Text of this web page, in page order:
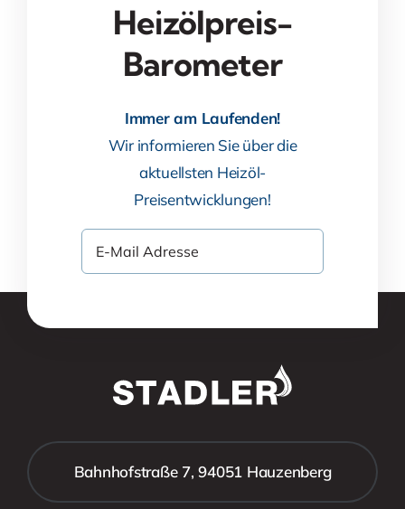
Heizölpreis-
Barometer
Immer am Laufenden!
Wir informieren Sie über die
aktuellsten Heizöl-
Preisentwicklungen!
Bahnhofstraße 7, 94051 Hauzenberg